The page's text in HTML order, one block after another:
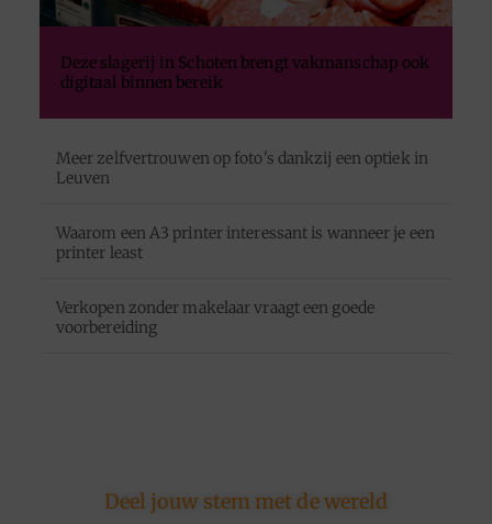
Deze slagerij in Schoten brengt vakmanschap ook
digitaal binnen bereik
Meer zelfvertrouwen op foto's dankzij een optiek in
Leuven
Waarom een A3 printer interessant is wanneer je een
printer least
Verkopen zonder makelaar vraagt een goede
voorbereiding
Deel jouw stem met de wereld